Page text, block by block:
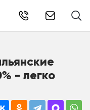
- легко